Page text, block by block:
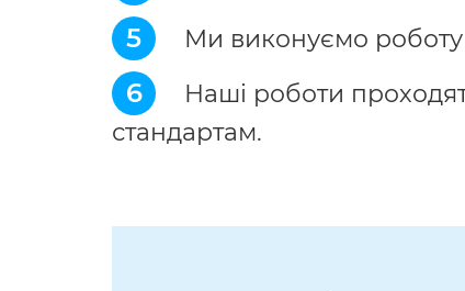
5 Ми виконуємо роботу
6
Наші роботи
стандартам.